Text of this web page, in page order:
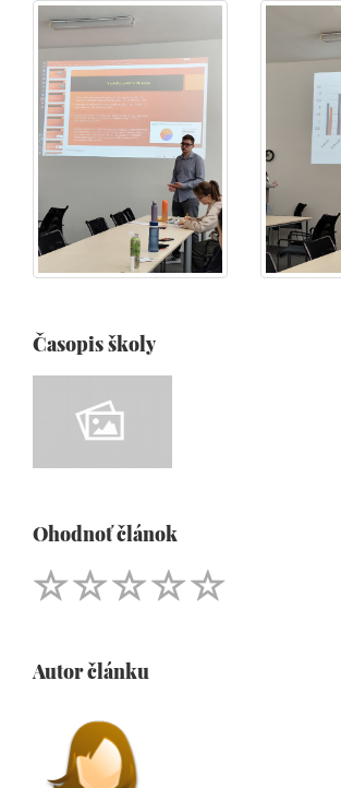
Časopis školy
Ohodnoť článok
Autor článku